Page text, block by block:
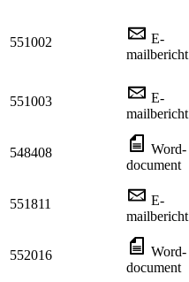
551002
E-
mailbericht
551003
E-
mailbericht
548408
Word-
document
551811
E-
mailbericht
552016
Word-
document